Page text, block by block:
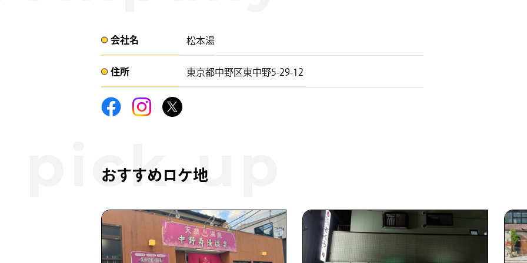
会社名​ 松本湯
住所​​ 東京都中野区東中野5-29-12 ​
おすすめロケ地